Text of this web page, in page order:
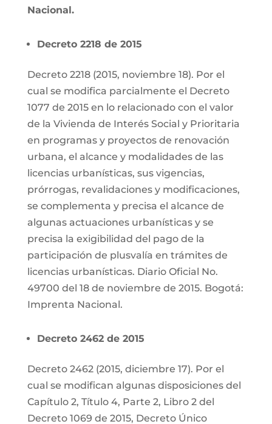
Nacional.
Decreto 2218 de 2015
Decreto 2218 (2015, noviembre 18). Por el
cual se modifica parcialmente el Decreto
1077 de 2015 en lo relacionado con el valor
de la Vivienda de Interés Social y Prioritaria
en programas y proyectos de renovación
urbana, el alcance y modalidades de las
licencias urbanísticas, sus vigencias,
prórrogas, revalidaciones y modificaciones,
se complementa y precisa el alcance de
algunas actuaciones urbanísticas y se
precisa la exigibilidad del pago de la
participación de plusvalía en trámites de
licencias urbanísticas. Diario Oficial No.
49700 del 18 de noviembre de 2015. Bogotá:
Imprenta Nacional.
Decreto 2462 de 2015
Decreto 2462 (2015, diciembre 17). Por el
cual se modifican algunas disposiciones del
Capítulo 2, Título 4, Parte 2, Libro 2 del
Decreto 1069 de 2015, Decreto Único